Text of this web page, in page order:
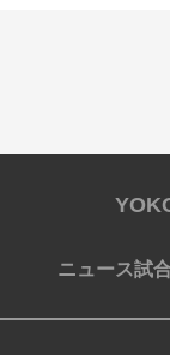
ニュース試